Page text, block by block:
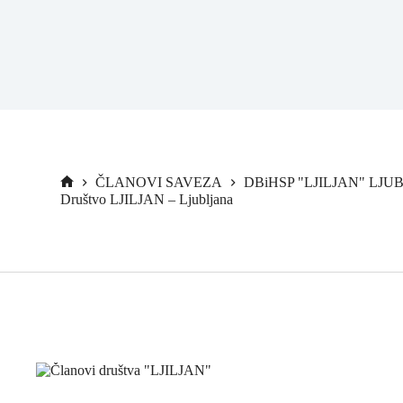
ČLANOVI SAVEZA
DBiHSP "LJILJAN"
Društvo LJILJAN – Ljubljana